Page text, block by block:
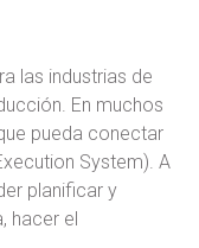
las industrias de
En muchos
pueda conectar
System). A
planificar y
hacer el